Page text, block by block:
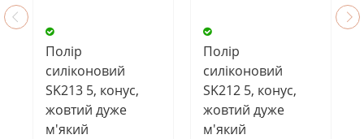
Полір
силіконовий
SK213 5, конус,
жовтий дуже
м'який
Полір
силіконовий
SK212 5, конус,
жовтий дуже
м'який